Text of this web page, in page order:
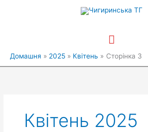
Головне
меню
Домашня 2025 Квітень Сторінка 3
Квітень 2025